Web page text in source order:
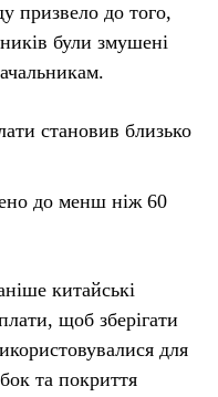
призвело до того,
були змушені
становив близько
до менш ніж 60
китайські
щоб зберігати
для
та покриття